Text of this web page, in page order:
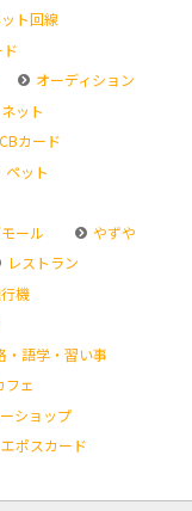
ト回線
ド
オーディション
ネット
カード
ペット
ール
やずや
レストラン
機
・語学・習い事
フェ
ショップ
エポスカード